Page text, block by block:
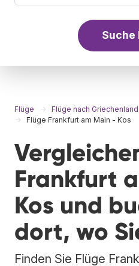
Suche
Flüge Flüge nach Griechenland
Flüge Frankfurt am Main - Kos
Frankfurt
Kos und
dort, wo
Finden Sie Flüge